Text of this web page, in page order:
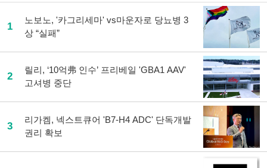
1
노보노, '카그리세마' vs마운자로 당뇨병 3
상 “실패”
2
릴리, ‘10억弗 인수’ 프리베일 'GBA1 AAV'
고셔병 중단
3
리가켐, 넥스트큐어 'B7-H4 ADC' 단독개발
권리 확보